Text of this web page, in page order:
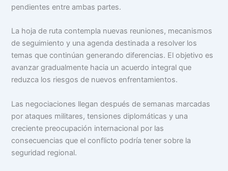
pendientes entre ambas partes.
La hoja de ruta contempla nuevas reuniones, mecanismos
de seguimiento y una agenda destinada a resolver los
temas que continúan generando diferencias. El objetivo es
avanzar gradualmente hacia un acuerdo integral que
reduzca los riesgos de nuevos enfrentamientos.
Las negociaciones llegan después de semanas marcadas
por ataques militares, tensiones diplomáticas y una
creciente preocupación internacional por las
consecuencias que el conflicto podría tener sobre la
seguridad regional.